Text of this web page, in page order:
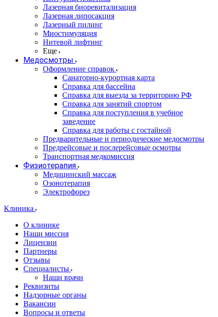
Лазерная биоревитализация
Лазерная липосакция
Лазерный пилинг
Миостимуляция
Нитевой лифтинг
Еще
Медосмотры
Оформление справок
Санаторно-курортная карта
Справка для бассейна
Справка для выезда за территорию РФ
Справка для занятий спортом
Справка для поступления в учебное
заведение
Справка для работы с гостайной
Предварительные и периодические медосмотры
Предрейсовые и послерейсовые осмотры
Транспортная медкомиссия
Физиотерапия
Медицинский массаж
Озонотерапия
Электрофорез
Клиника
О клинике
Наши миссия
Лицензии
Партнеры
Отзывы
Специалисты
Наши врачи
Реквизиты
Надзорные органы
Вакансии
Вопросы и ответы